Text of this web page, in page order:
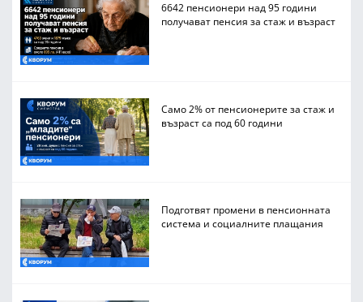
6642 пенсионери над 95 години
получават пенсия за стаж и възраст
Само 2% от пенсионерите за стаж и
възраст са под 60 години
Подготвят промени в пенсионната
система и социалните плащания